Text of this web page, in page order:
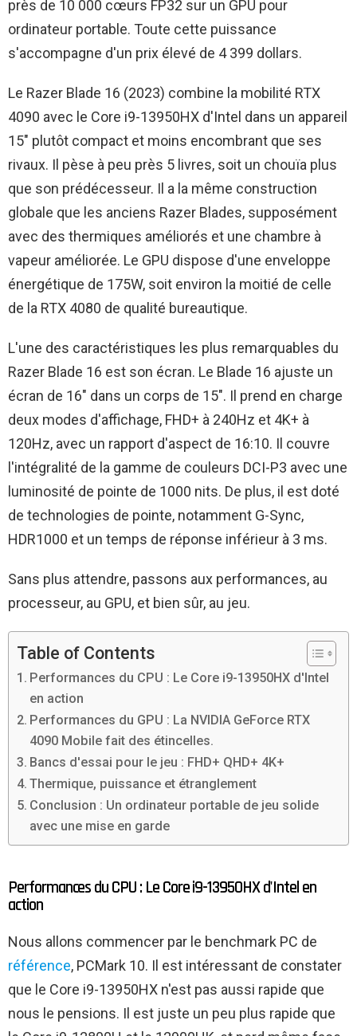
près de 10 000 cœurs FP32 sur un GPU pour
ordinateur portable. Toute cette puissance
s'accompagne d'un prix élevé de 4 399 dollars.
Le Razer Blade 16 (2023) combine la mobilité RTX
4090 avec le Core i9-13950HX d'Intel dans un appareil
15″ plutôt compact et moins encombrant que ses
rivaux. Il pèse à peu près 5 livres, soit un chouïa plus
que son prédécesseur. Il a la même construction
globale que les anciens Razer Blades, supposément
avec des thermiques améliorés et une chambre à
vapeur améliorée. Le GPU dispose d'une enveloppe
énergétique de 175W, soit environ la moitié de celle
de la RTX 4080 de qualité bureautique.
L'une des caractéristiques les plus remarquables du
Razer Blade 16 est son écran. Le Blade 16 ajuste un
écran de 16″ dans un corps de 15″. Il prend en charge
deux modes d'affichage, FHD+ à 240Hz et 4K+ à
120Hz, avec un rapport d'aspect de 16:10. Il couvre
l'intégralité de la gamme de couleurs DCI-P3 avec une
luminosité de pointe de 1000 nits. De plus, il est doté
de technologies de pointe, notamment G-Sync,
HDR1000 et un temps de réponse inférieur à 3 ms.
Sans plus attendre, passons aux performances, au
processeur, au GPU, et bien sûr, au jeu.
Table of Contents
Performances du CPU : Le Core i9-13950HX d'Intel
en action
Performances du GPU : La NVIDIA GeForce RTX
4090 Mobile fait des étincelles.
Bancs d'essai pour le jeu : FHD+ QHD+ 4K+
Thermique, puissance et étranglement
Conclusion : Un ordinateur portable de jeu solide
avec une mise en garde
Performances du CPU : Le Core i9-13950HX d'Intel en
action
Nous allons commencer par le benchmark PC de
référence, PCMark 10. Il est intéressant de constater
que le Core i9-13950HX n'est pas aussi rapide que
nous le pensions. Il est juste un peu plus rapide que